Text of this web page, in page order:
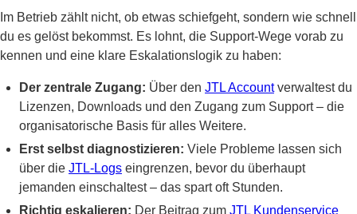
Im Betrieb zählt nicht, ob etwas schiefgeht, sondern wie schnell
du es gelöst bekommst. Es lohnt, die Support-Wege vorab zu
kennen und eine klare Eskalationslogik zu haben:
Der zentrale Zugang: Über den JTL Accountverwaltest du
Lizenzen, Downloads und den Zugang zum Support – die
organisatorische Basis für alles Weitere.
Erst selbst diagnostizieren: Viele Probleme lassen sich
über die JTL-Logs eingrenzen, bevor du überhaupt
jemanden einschaltest – das spart oft Stunden.
Richtig eskalieren: Der Beitrag zum JTL Kundenservice